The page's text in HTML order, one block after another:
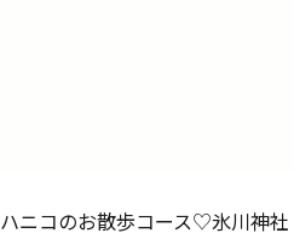
ハニコのお散歩コース♡氷川神社